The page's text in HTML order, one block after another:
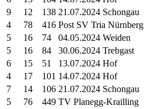
9
12 138 21.07.2024 Schongau
4
78 416 Post SV Tria Nürnberg
5
16 74
04.05.2024 Weiden
5
16 84
30.06.2024 Trebgast
6
15 51
13.07.2024 Hof
4
17 101 14.07.2024 Hof
7
14 106 21.07.2024 Schongau
5
76 449 TV Planegg-Krailling